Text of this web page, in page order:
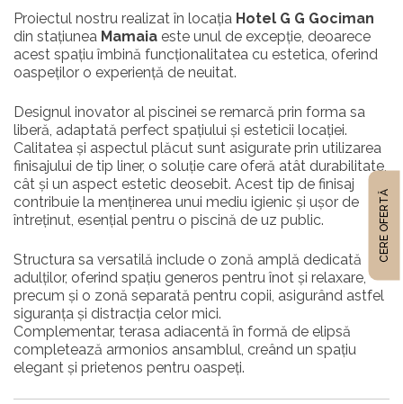
Proiectul nostru realizat în locația Hotel G G Gociman
din stațiunea Mamaia este unul de excepție, deoarece
acest spațiu îmbină funcționalitatea cu estetica, oferind
oaspeților o experiență de neuitat.
Designul inovator al piscinei se remarcă prin forma sa
liberă, adaptată perfect spațiului și esteticii locației.
Calitatea și aspectul plăcut sunt asigurate prin utilizarea
finisajului de tip liner, o soluție care oferă atât durabilitate,
cât și un aspect estetic deosebit. Acest tip de finisaj
contribuie la menținerea unui mediu igienic și ușor de
întreținut, esențial pentru o piscină de uz public.
Structura sa versatilă include o zonă amplă dedicată
adulților, oferind spațiu generos pentru înot și relaxare,
precum și o zonă separată pentru copii, asigurând astfel
siguranța și distracția celor mici.
Complementar, terasa adiacentă în formă de elipsă
completează armonios ansamblul, creând un spațiu
elegant și prietenos pentru oaspeți.
CERE OFERTĂ